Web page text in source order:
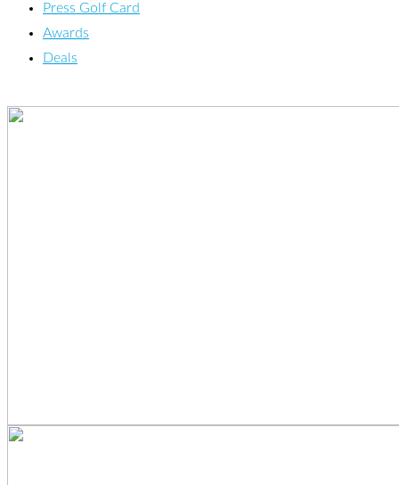
Press Golf Card
Awards
Deals